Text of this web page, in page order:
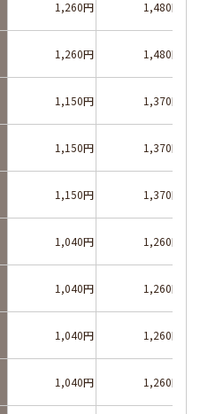
1,260円 1,480円
1,260円 1,480円
1,150円 1,370円
1,150円 1,370円
1,150円 1,370円
1,040円 1,260円
1,040円 1,260円
1,040円 1,260円
1,040円 1,260円